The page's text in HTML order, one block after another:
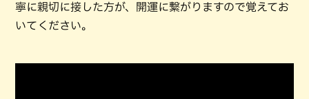
寧に親切に接した方が、開運に繋がりますので覚えてお
いてください。